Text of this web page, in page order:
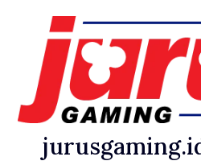
content